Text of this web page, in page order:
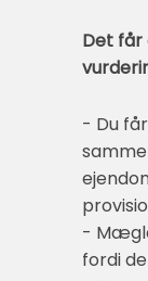
Det får
- Du
-
fordi